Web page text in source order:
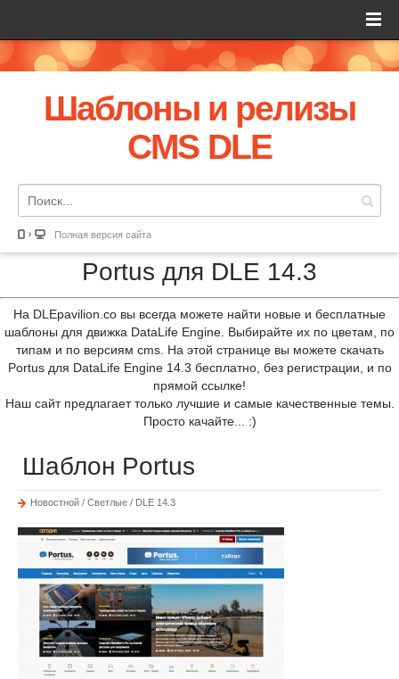
Шаблоны и релизы
CMS DLE
Полная версия сайта
Portus для DLE 14.3
На DLEpavilion.co вы всегда можете найти новые и бесплатные
шаблоны для движка DataLife Engine. Выбирайте их по цветам, по
типам и по версиям cms. На этой странице вы можете скачать
Portus для DataLife Engine 14.3 бесплатно, без регистрации, и по
прямой ссылке!
Наш сайт предлагает только лучшие и самые качественные темы.
Просто качайте... :)
Шаблон Portus
Новостной / Светлые / DLE 14.3